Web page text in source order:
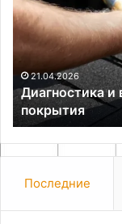
дефектов
битумного
покрытия
21.04.2026
Диагностика и
покрытия
Последние